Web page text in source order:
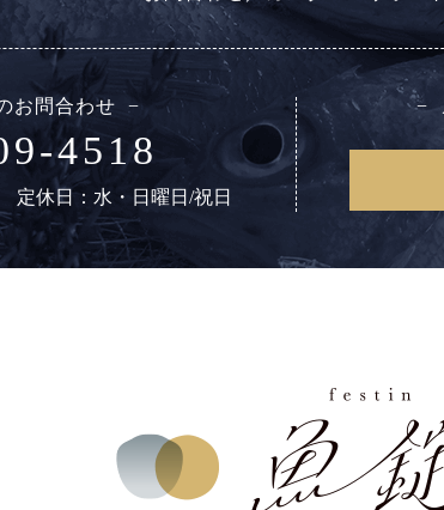
お問合わせ
4518
定休日：水・日曜日/祝日